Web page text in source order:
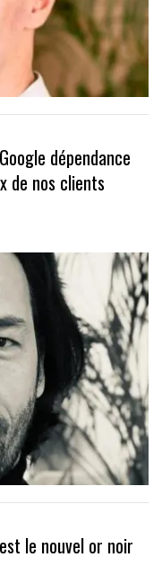
dépendance
de nos clients
le nouvel or noir